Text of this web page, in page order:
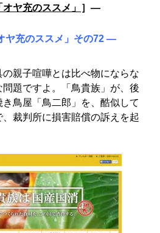
ヤ充のススメ」 ］―
ヤ充のススメ」その72 ―
親子喧嘩とは比べ物にならな
題ですよ。「鳥貴族」が、後
鳥屋「鳥二郎」を、酷似して
裁判所に損害賠償の訴えを起